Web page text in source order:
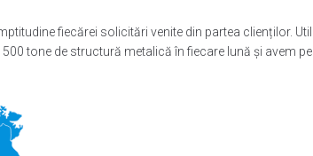
fiecărei solicitări venite din partea clienților.
tone de structură metalică în fiecare lună și avem